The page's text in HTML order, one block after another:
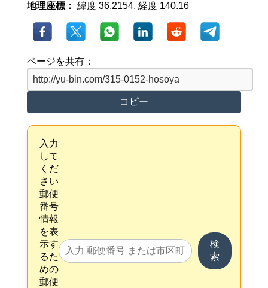
地理座標： 緯度 36.2154, 経度 140.16
ページを共有：
コピー
入力
して
くだ
さい
郵便
番号
情報
を表
示す
るた
めの
郵便
検
索